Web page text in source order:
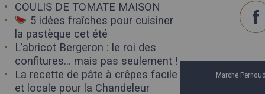
COULIS DE TOMATE MAISON
5 idées fraîches pour cuisiner
la pastèque cet été
L’abricot Bergeron : le roi des
confitures… mais pas seulement !
La recette de pâte à crêpes facile
et locale pour la Chandeleur
Marché